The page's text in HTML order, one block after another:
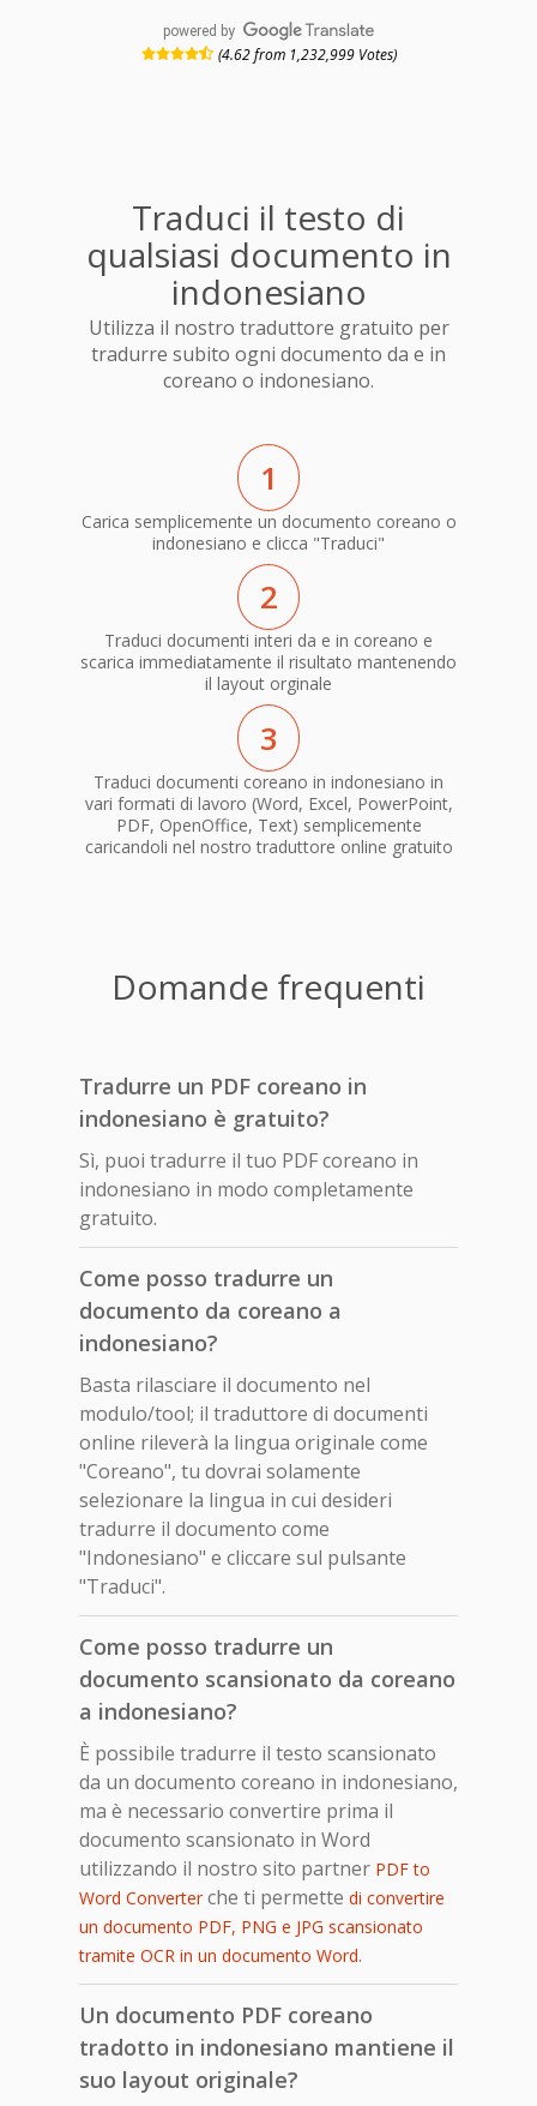
powered by
(4.62 from 1,232,999 Votes)
Traduci il testo di
qualsiasi documento in
indonesiano
Utilizza il nostro traduttore gratuito per
tradurre subito ogni documento da e in
coreano o indonesiano.
1
Carica semplicemente un documento coreano o
indonesiano e clicca "Traduci"
2
Traduci documenti interi da e in coreano e
scarica immediatamente il risultato mantenendo
il layout orginale
3
Traduci documenti coreano in indonesiano in
vari formati di lavoro (Word, Excel, PowerPoint,
PDF, OpenOffice, Text) semplicemente
caricandoli nel nostro traduttore online gratuito
Domande frequenti
Tradurre un PDF coreano in
indonesiano è gratuito?
Sì, puoi tradurre il tuo PDF coreano in
indonesiano in modo completamente
gratuito.
Come posso tradurre un
documento da coreano a
indonesiano?
Basta rilasciare il documento nel
modulo/tool; il traduttore di documenti
online rileverà la lingua originale come
"Coreano", tu dovrai solamente
selezionare la lingua in cui desideri
tradurre il documento come
"Indonesiano" e cliccare sul pulsante
"Traduci".
Come posso tradurre un
documento scansionato da coreano
a indonesiano?
È possibile tradurre il testo scansionato
da un documento coreano in indonesiano,
ma è necessario convertire prima il
documento scansionato in Word
utilizzando il nostro sito partner PDF to
Word Converterche ti permette di convertire
un documento PDF, PNG e JPG scansionato
tramite OCR in un documento Word.
Un documento PDF coreano
tradotto in indonesiano mantiene il
suo layout originale?